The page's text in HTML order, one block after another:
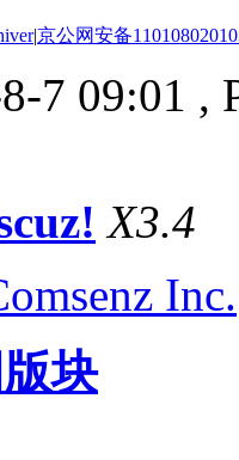
|京公网安备
7 09:01 ,
X3.4
Inc.
块